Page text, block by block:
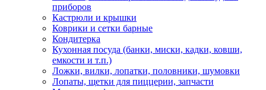
приборов
Кастрюли и крышки
Коврики и сетки барные
Кондитерка
Кухонная посуда (банки, миски, кадки, ковши,
емкости и т.п.)
Ложки, вилки, лопатки, половники, шумовки
Лопаты, щетки для пиццерии, запчасти